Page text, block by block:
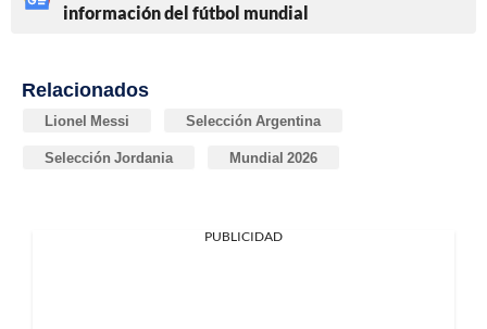
información del fútbol mundial
Relacionados
Lionel Messi Selección Argentina
Selección Jordania Mundial 2026
PUBLICIDAD